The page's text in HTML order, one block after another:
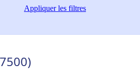
Appliquerles filtres